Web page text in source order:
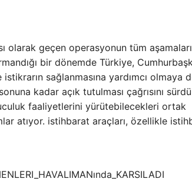
olarak geçen operasyonun tüm
bir dönemde Türkiye,
sağlanmasına yardımcı olmaya
kadar açık tutulması çağrısını
faaliyetlerini yürütebilecekleri ortak
atıyor. istihbarat araçları, özellikle